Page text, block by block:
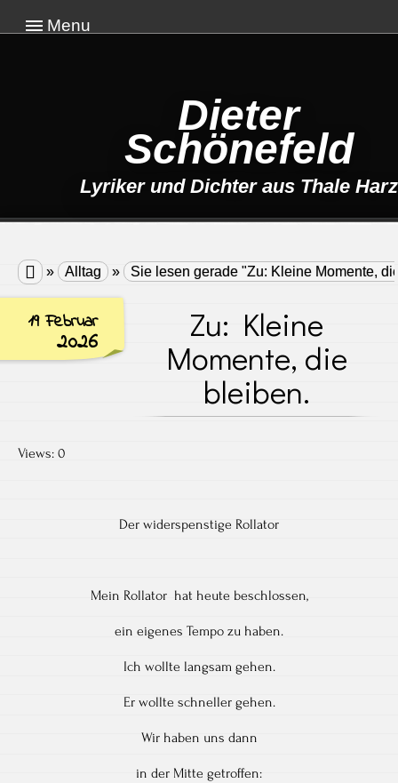
Menu
Dieter
Schönefeld
Lyriker und Dichter aus Thale Harz
 » Alltag » Sie lesen gerade "Zu: Kleine Momente,
19 Februar
2026
Zu: Kleine
Momente, die
bleiben.
Views: 0
Der widerspenstige Rollator
Mein Rollator hat heute beschlossen,
ein eigenes Tempo zu haben.
Ich wollte langsam gehen.
Er wollte schneller gehen.
Wir haben uns dann
in der Mitte getroffen: